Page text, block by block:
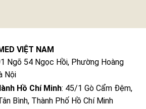
VIỆT NAM
Ngõ 54 Ngọc Hồi, Phường Hoàng
Nội
Hồ Chí Minh: 45/1 Gò Cẩm Đệm,
Bình, Thành Phố Hồ Chí Minh